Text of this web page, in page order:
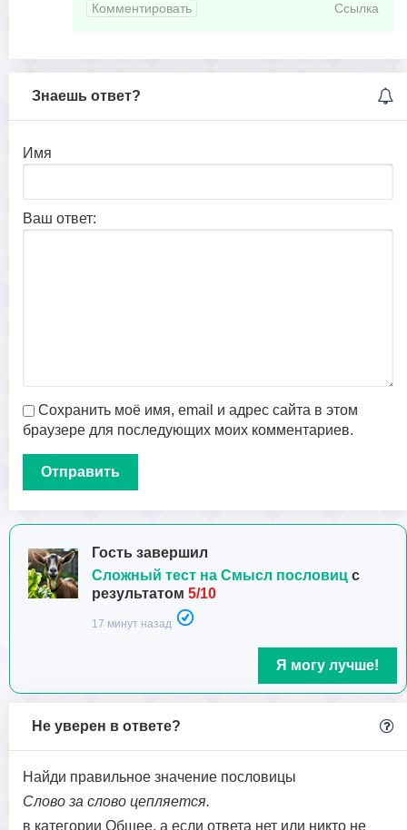
Комментировать Ссылка
Знаешь ответ?
Имя
Ваш ответ:
Сохранить моё имя, email и адрес сайта в этом
браузере для последующих моих комментариев.
Гость завершил
Сложный тест на Смысл пословиц с
результатом 5/10
17 минут назад
Я могу лучше!
Не уверен в ответе?
Найди правильное значение пословицы
Слово за слово цепляется.
в категории Общее, а если ответа нет или никто не